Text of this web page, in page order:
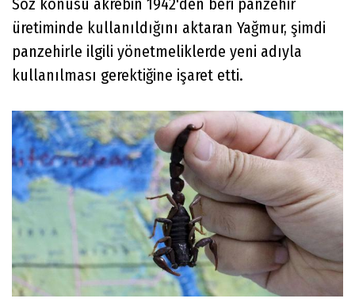
üretiminde kullanıldığını aktaran Yağmur, şimdi
panzehirle ilgili yönetmeliklerde yeni adıyla
kullanılması gerektiğine işaret etti.